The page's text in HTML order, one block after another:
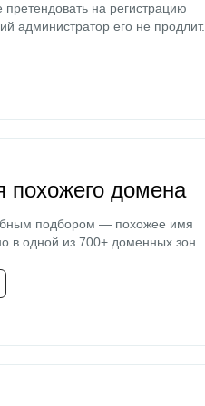
на регистрацию
администратор его не продлит.
похожего домена
подбором — похожее имя
в одной из 700+ доменных зон.